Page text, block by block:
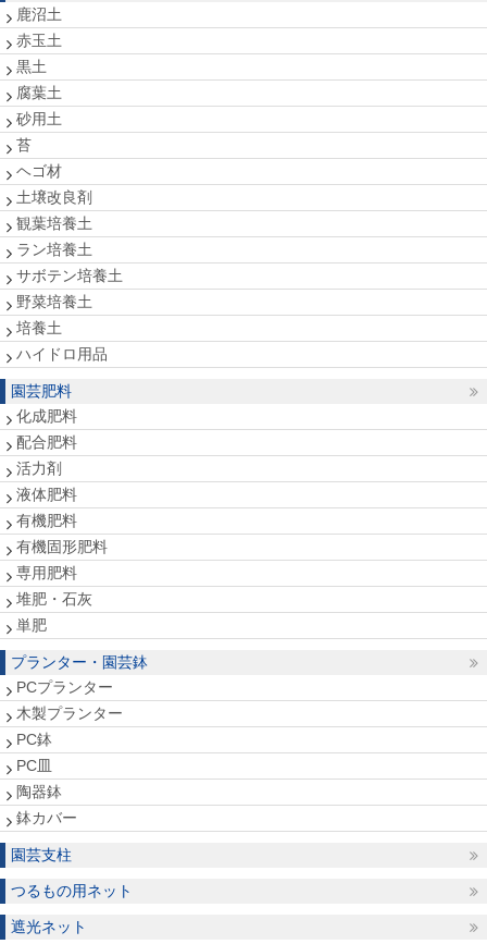
鹿沼土
赤玉土
黒土
腐葉土
砂用土
苔
ヘゴ材
土壌改良剤
観葉培養土
ラン培養土
サボテン培養土
野菜培養土
培養土
ハイドロ用品
園芸肥料
化成肥料
配合肥料
活力剤
液体肥料
有機肥料
有機固形肥料
専用肥料
堆肥・石灰
単肥
プランター・園芸鉢
PCプランター
木製プランター
PC鉢
PC皿
陶器鉢
鉢カバー
園芸支柱
つるもの用ネット
遮光ネット